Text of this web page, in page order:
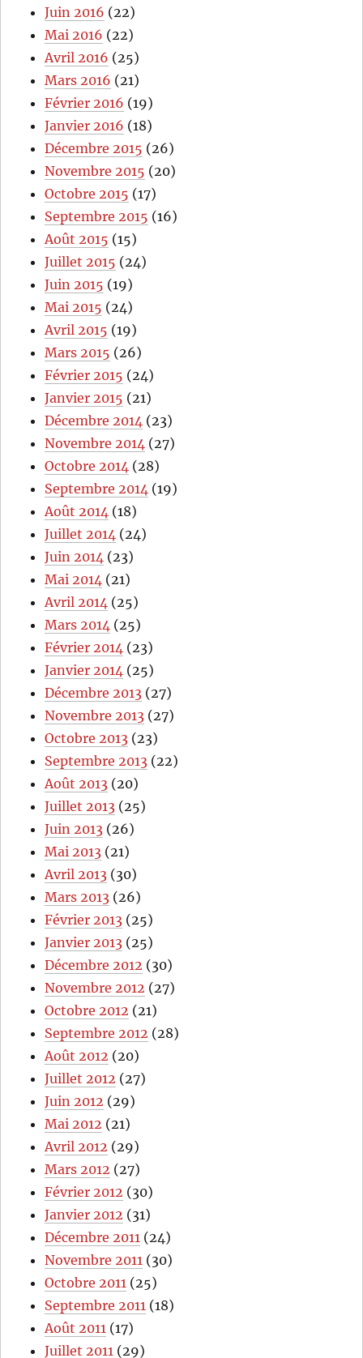
Juin 2016 (22)
Mai 2016 (22)
Avril 2016 (25)
Mars 2016 (21)
Février 2016 (19)
Janvier 2016 (18)
Décembre 2015 (26)
Novembre 2015 (20)
Octobre 2015 (17)
Septembre 2015 (16)
Août 2015 (15)
Juillet 2015 (24)
Juin 2015 (19)
Mai 2015 (24)
Avril 2015 (19)
Mars 2015 (26)
Février 2015 (24)
Janvier 2015 (21)
Décembre 2014 (23)
Novembre 2014 (27)
Octobre 2014 (28)
Septembre 2014 (19)
Août 2014 (18)
Juillet 2014 (24)
Juin 2014 (23)
Mai 2014 (21)
Avril 2014 (25)
Mars 2014 (25)
Février 2014 (23)
Janvier 2014 (25)
Décembre 2013 (27)
Novembre 2013 (27)
Octobre 2013 (23)
Septembre 2013 (22)
Août 2013 (20)
Juillet 2013 (25)
Juin 2013 (26)
Mai 2013 (21)
Avril 2013 (30)
Mars 2013 (26)
Février 2013 (25)
Janvier 2013 (25)
Décembre 2012 (30)
Novembre 2012 (27)
Octobre 2012 (21)
Septembre 2012 (28)
Août 2012 (20)
Juillet 2012 (27)
Juin 2012 (29)
Mai 2012 (21)
Avril 2012 (29)
Mars 2012 (27)
Février 2012 (30)
Janvier 2012 (31)
Décembre 2011 (24)
Novembre 2011 (30)
Octobre 2011 (25)
Septembre 2011 (18)
Août 2011 (17)
Juillet 2011 (29)